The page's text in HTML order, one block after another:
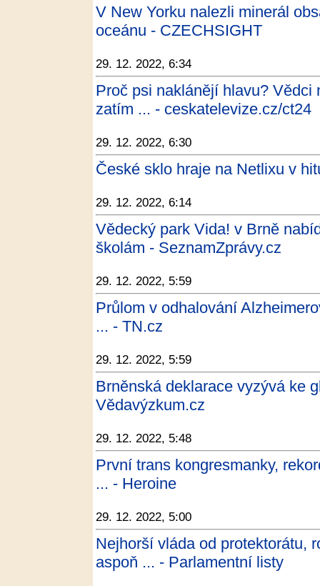
V New Yorku nalezli minerál
oceánu - CZECHSIGHT
29. 12. 2022, 6:34
Proč psi naklánějí hlavu? Vědci
zatím ... - ceskatelevize.cz/ct24
29. 12. 2022, 6:30
České sklo hraje na Netlixu v
29. 12. 2022, 6:14
Vědecký park Vida! v Brně
školám - SeznamZprávy.cz
29. 12. 2022, 5:59
Průlom v odhalování
... - TN.cz
29. 12. 2022, 5:59
Brněnská deklarace vyzývá ke
Vědavýzkum.cz
29. 12. 2022, 5:48
První trans kongresmanky,
... - Heroine
29. 12. 2022, 5:00
Nejhorší vláda od protektorátu,
aspoň ... - Parlamentní listy